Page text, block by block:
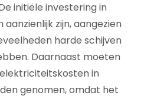
initiële investering in
zijn, aangezien
harde schijven
Daarnaast moeten
in
genomen, omdat het